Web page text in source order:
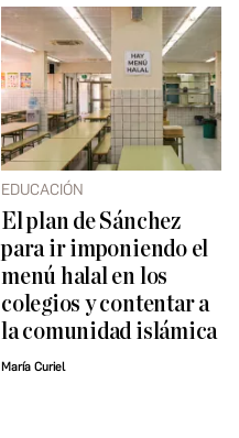
EDUCACIÓN
El plan de Sánchez
para ir imponiendo el
menú halal en los
colegios y contentar a
la comunidad islámica
María Curiel